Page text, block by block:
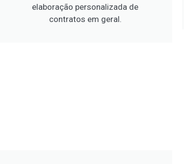
elaboração personalizada de
contratos em geral.